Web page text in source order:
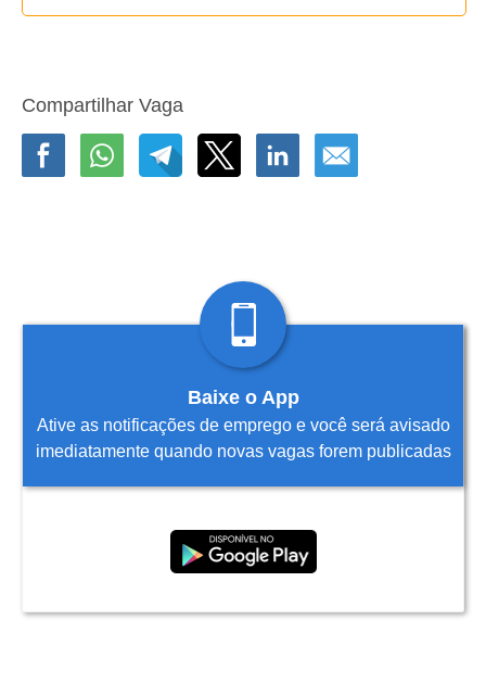
Compartilhar Vaga
Baixe o App
Ative as notificações de emprego e você será avisado
imediatamente quando novas vagas forem publicadas